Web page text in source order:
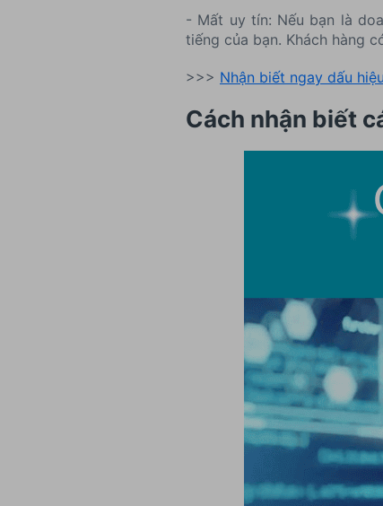
- Mất uy tín: Nếu bạn là
tiếng của bạn. Khách hàng
>>> Nhận biết ngay dấu
Cách nhận biết